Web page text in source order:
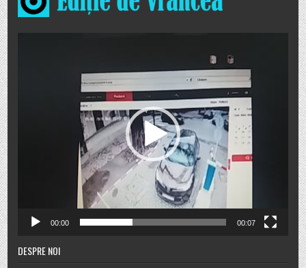
00:00 00:07
DESPRE NOI